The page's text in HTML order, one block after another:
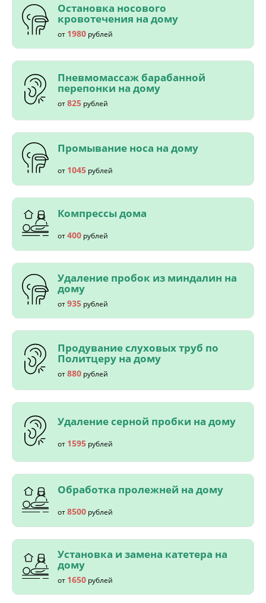
Остановка носового
кровотечения на дому
от 1980 рублей
Пневмомассаж барабанной
перепонки на дому
от825 рублей
Промывание носа на дому
от 1045 рублей
Компрессы дома
от400 рублей
Удаление пробок из миндалин на
дому
от935 рублей
Продувание слуховых труб по
Политцеру на дому
от880 рублей
Удаление серной пробки на дому
от 1595 рублей
Обработка пролежней на дому
от8500 рублей
Установка и замена катетера на
дому
от 1650 рублей